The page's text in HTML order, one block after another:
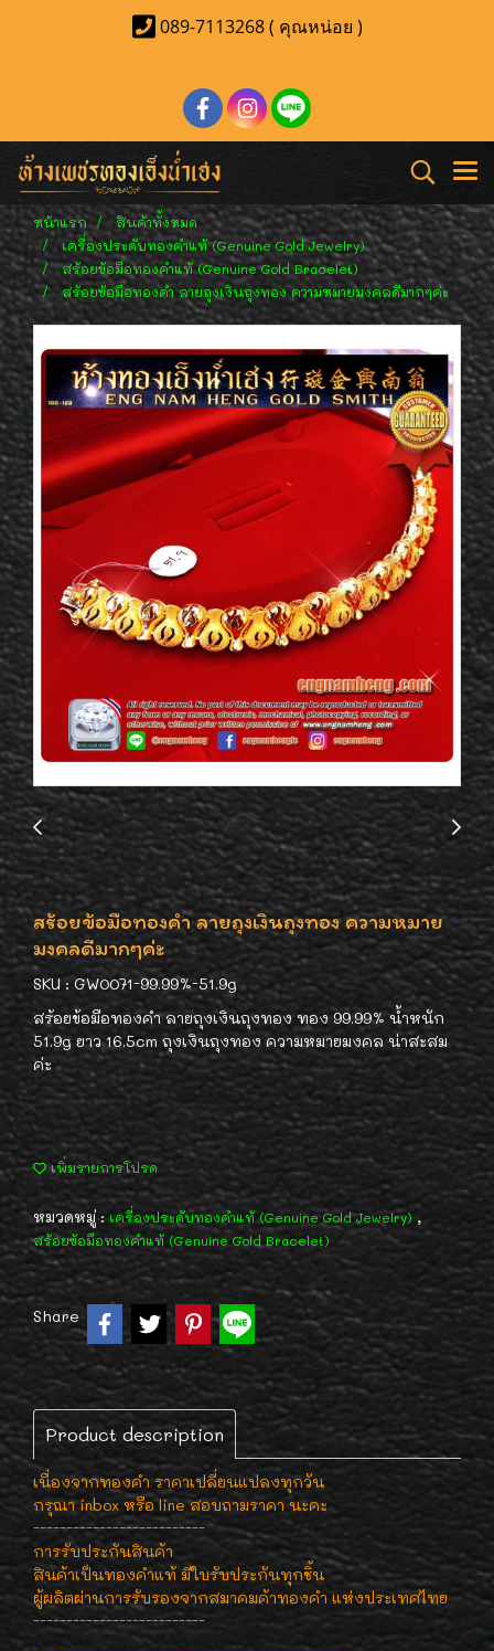
089-7113268 ( คุณหน่อย )
หน้าแรก
สินค้าทั้งหมด
เครื่องประดับทองคำแท้ (Genuine Gold Jewelry)
สร้อยข้อมือทองคำแท้ (Genuine Gold Bracelet)
สร้อยข้อมือทองคำ ลายถุงเงินถุงทอง ความหมายมงคลดีมากๆค่ะ
สร้อยข้อมือทองคำ ลายถุงเงินถุงทอง ความหมาย
มงคลดีมากๆค่ะ
SKU : GW0071-99.99%-51.9g
สร้อยข้อมือทองคำ ลายถุงเงินถุงทอง ทอง 99.99% น้ำหนัก
51.9g ยาว 16.5cm ถุงเงินถุงทอง ความหมายมงคล น่าสะสม
ค่ะ
เพิ่มรายการโปรด
หมวดหมู่ : เครื่องประดับทองคำแท้ (Genuine Gold Jewelry) ,
สร้อยข้อมือทองคำแท้ (Genuine Gold Bracelet)
Share
Product description
เนื่องจากทองคำ ราคาเปลี่ยนแปลงทุกวัน
กรุณา inbox หรือ line สอบถามราคา นะคะ
--------------------------
การรับประกันสินค้า
สินค้าเป็นทองคำแท้ มีใบรับประกันทุกชิ้น
ผู้ผลิตผ่านการรับรองจากสมาคมค้าทองคำ แห่งประเทศไทย
--------------------------